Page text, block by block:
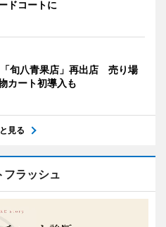
ドコートに
旬八青果店」再出店 売り場
カート初導入も
見る
フラッシュ